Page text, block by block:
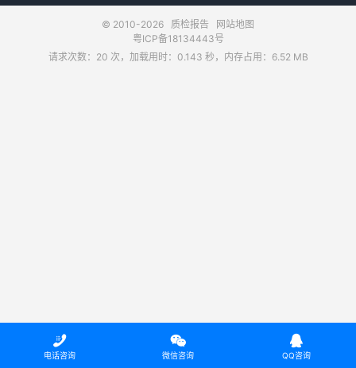
© 2010-2026 质检报告
网站地图
粤ICP备18134443号
请求次数：20 次，加载用时：0.143 秒，内存占用：6.52 MB

电话咨询

微信咨询

QQ咨询